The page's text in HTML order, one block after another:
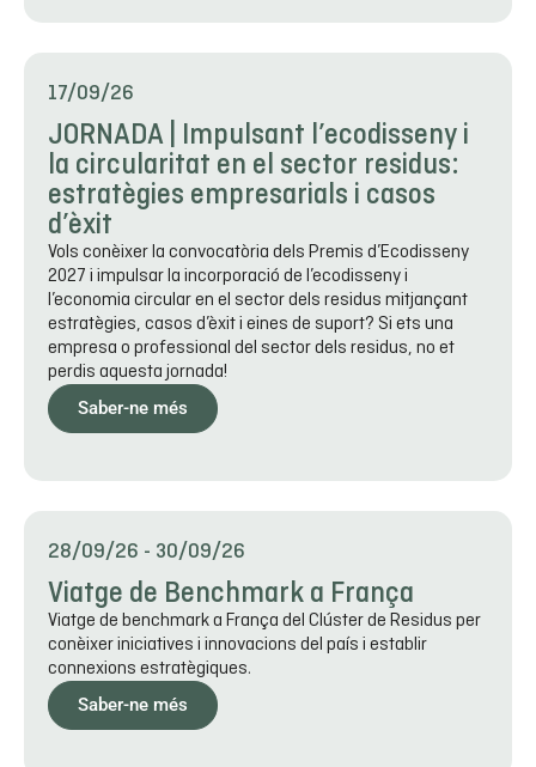
17/09/26
JORNADA | Impulsant l’ecodisseny i
la circularitat en el sector residus:
estratègies empresarials i casos
d’èxit
Vols conèixer la convocatòria dels Premis d’Ecodisseny
2027 i impulsar la incorporació de l’ecodisseny i
l’economia circular en el sector dels residus mitjançant
estratègies, casos d’èxit i eines de suport? Si ets una
empresa o professional del sector dels residus, no et
perdis aquesta jornada!
Saber-ne més
28/09/26 - 30/09/26
Viatge de Benchmark a França
Viatge de benchmark a França del Clúster de Residus per
conèixer iniciatives i innovacions del país i establir
connexions estratègiques.
Saber-ne més